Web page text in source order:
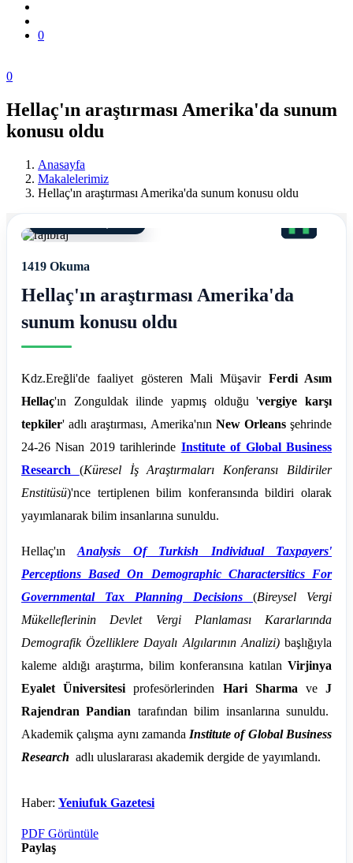
0
0
Zonguldak
Ereğli
Mali
Müşavir
Ferdi
Asım
Hellaç
Hellaç'ın araştırması Amerika'da sunum
konusu oldu
Anasayfa
Makalelerimiz
Hellaç'ın araştırması Amerika'da sunum konusu oldu
1419 Okuma
Hellaç'ın araştırması Amerika'da
sunum konusu oldu
Kdz.Ereğli'de faaliyet gösteren Mali Müşavir Ferdi Asım
Hellaç'ın Zonguldak ilinde yapmış olduğu 'vergiye karşı
tepkiler' adlı araştırması, Amerika'nın New Orleansşehrinde
24-26 Nisan 2019 tarihlerinde Institute of Global Business
Research (Küresel İş Araştırmaları Konferansı Bildiriler
Enstitüsü)'nce tertiplenen bilim konferansında bildiri olarak
yayımlanarak bilim insanlarına sunuldu.
Hellaç'ınAnalysis Of Turkish Individual Taxpayers'
Perceptions Based On Demographic Charactersitics For
Governmental Tax Planning Decisions (Bireysel Vergi
Mükelleflerinin Devlet Vergi Planlaması Kararlarında
Demografik Özelliklere Dayalı Algılarının Analizi)başlığıyla
kaleme aldığı araştırma, bilim konferansına katılan Virjinya
Eyalet Üniversitesiprofesörlerinden Hari Sharma veJ
Rajendran Pandian tarafından bilim insanlarına sunuldu.
Akademik çalışma aynı zamanda Institute of Global Business
Research adlı uluslararası akademik dergide de yayımlandı.
Haber: Yeniufuk Gazetesi
PDF Görüntüle
Paylaş